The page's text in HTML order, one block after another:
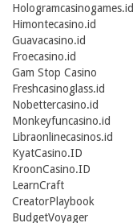
Hologramcasinogames.id
Himontecasino.id
Guavacasino.id
Froecasino.id
Gam Stop Casino
Freshcasinoglass.id
Nobettercasino.id
Monkeyfuncasino.id
Libraonlinecasinos.id
KyatCasino.ID
KroonCasino.ID
LearnCraft
CreatorPlaybook
BudgetVoyager